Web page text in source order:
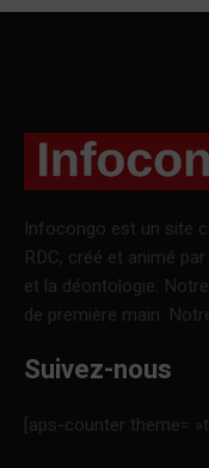
Infocongo est un site
RDC, créé et animé
et la déontologie.
de première main.
Suivez-nous
[aps-counter theme=